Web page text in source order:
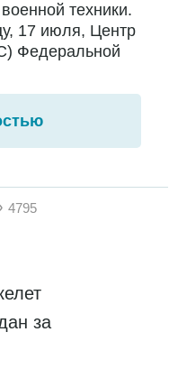
техники.
17 июля, Центр
Федеральной
4795
за